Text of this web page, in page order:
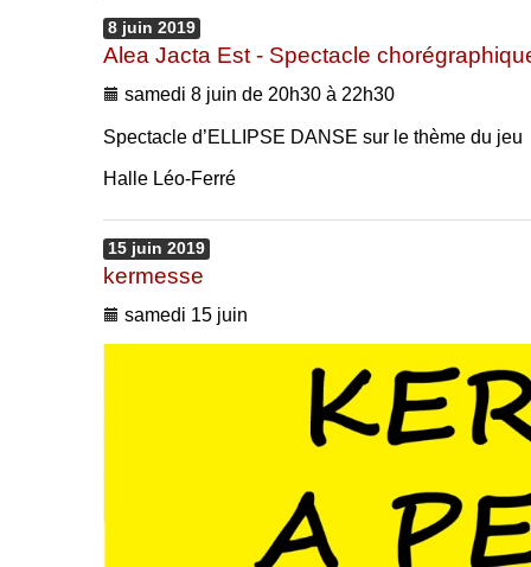
8 juin 2019
Alea Jacta Est - Spectacle
samedi 8 juin de 20h30 à 22h30
Spectacle d’ELLIPSE DANSE sur le thème du jeu
Halle Léo-Ferré
15 juin 2019
kermesse
samedi 15 juin